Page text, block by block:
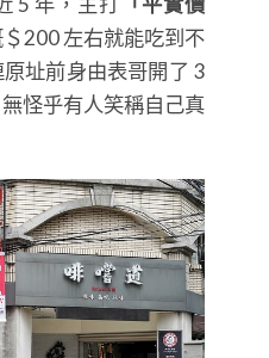
＄200 左右就能吃到不
址前身由表哥開了 3
怪乎有人笑稱自己真